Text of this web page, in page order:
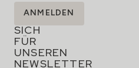
MELDEN
SIE
SICH
FÜR
UNSEREN
NEWSLETTER
ANMELDEN